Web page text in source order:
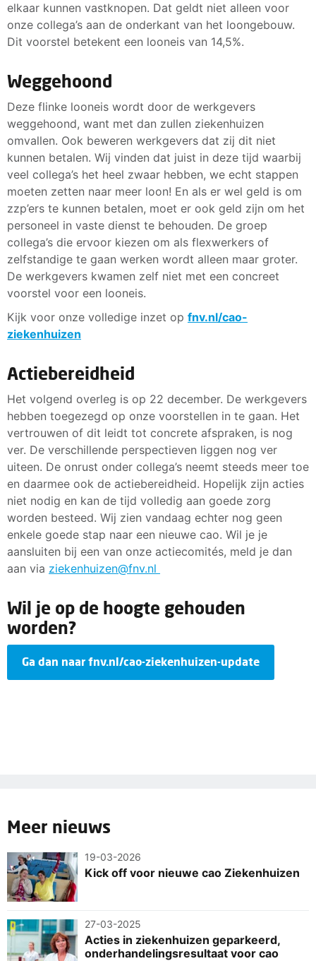
elkaar kunnen vastknopen. Dat geldt niet alleen voor
onze collega’s aan de onderkant van het loongebouw.
Dit voorstel betekent een looneis van 14,5%.
Weggehoond
Deze flinke looneis wordt door de werkgevers
weggehoond, want met dan zullen ziekenhuizen
omvallen. Ook beweren werkgevers dat zij dit niet
kunnen betalen. Wij vinden dat juist in deze tijd waarbij
veel collega’s het heel zwaar hebben, we echt stappen
moeten zetten naar meer loon! En als er wel geld is om
zzp’ers te kunnen betalen, moet er ook geld zijn om het
personeel in vaste dienst te behouden. De groep
collega’s die ervoor kiezen om als flexwerkers of
zelfstandige te gaan werken wordt alleen maar groter.
De werkgevers kwamen zelf niet met een concreet
voorstel voor een looneis.
Kijk voor onze volledige inzet op fnv.nl/cao-
ziekenhuizen
Actiebereidheid
Het volgend overleg is op 22 december. De werkgevers
hebben toegezegd op onze voorstellen in te gaan. Het
vertrouwen of dit leidt tot concrete afspraken, is nog
ver. De verschillende perspectieven liggen nog ver
uiteen. De onrust onder collega’s neemt steeds meer toe
en daarmee ook de actiebereidheid. Hopelijk zijn acties
niet nodig en kan de tijd volledig aan goede zorg
worden besteed. Wij zien vandaag echter nog geen
enkele goede stap naar een nieuwe cao. Wil je je
aansluiten bij een van onze actiecomités, meld je dan
aan via ziekenhuizen@fnv.nl
Wil je op de hoogte gehouden
worden?
Ga dan naar fnv.nl/cao-ziekenhuizen-update
Meer nieuws
19-03-2026
Kick off voor nieuwe cao Ziekenhuizen
27-03-2025
Acties in ziekenhuizen geparkeerd,
onderhandelingsresultaat voor cao